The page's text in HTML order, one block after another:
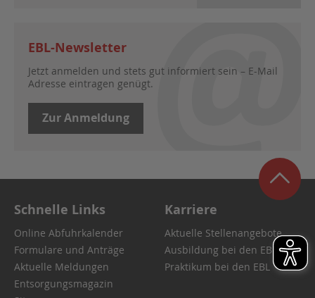
EBL-Newsletter
Jetzt anmelden und stets gut informiert sein – E-Mail
Adresse eintragen genügt.
Zur Anmeldung
Schnelle Links
Online Abfuhrkalender
Formulare und Anträge
Aktuelle Meldungen
Entsorgungsmagazin
Karriere
Aktuelle Stellenangebote
Ausbildung bei den EBL
Praktikum bei den EBL